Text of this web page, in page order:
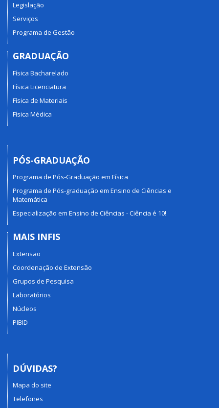
Legislação
Serviços
Programa de Gestão
GRADUAÇÃO
Física Bacharelado
Física Licenciatura
Física de Materiais
Física Médica
PÓS-GRADUAÇÃO
Programa de Pós-Graduação em Física
Programa de Pós-graduação em Ensino de Ciências e
Matemática
Especialização em Ensino de Ciências - Ciência é 10!
MAIS INFIS
Extensão
Coordenação de Extensão
Grupos de Pesquisa
Laboratórios
Núcleos
PIBID
DÚVIDAS?
Mapa do site
Telefones